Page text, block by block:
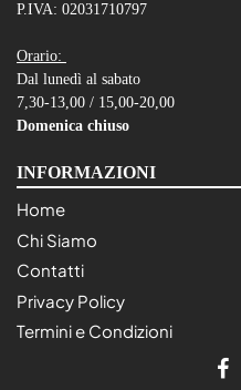
P.IVA: 02031710797
Orario:
Dal lunedì al sabato
7,30-13,00 / 15,00-20,00
Domenica chiuso
INFORMAZIONI
Home
Chi Siamo
Contatti
Privacy Policy
Termini e Condizioni